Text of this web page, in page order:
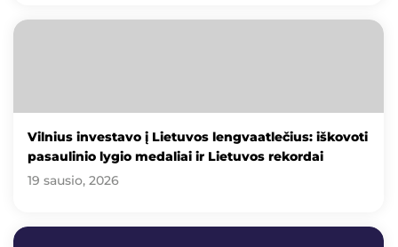
Vilnius investavo į Lietuvos lengvaatlečius: iškovoti
pasaulinio lygio medaliai ir Lietuvos rekordai
19 sausio, 2026